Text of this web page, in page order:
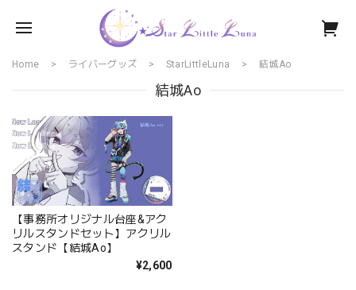
Home ライバーグッズ StarLittleLuna 結城Ao
結城Ao
【事務所オリジナル台座&アク
リルスタンドセット】アクリル
スタンド【結城Ao】
¥2,600